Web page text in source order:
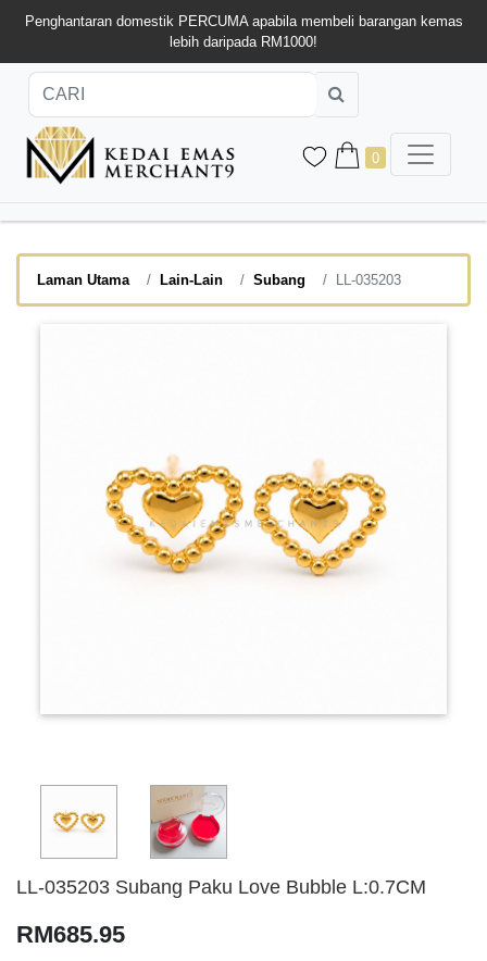
Penghantaran domestik PERCUMA apabila membeli barangan kemas
lebih daripada RM1000!
0
Laman Utama Lain-Lain Subang LL-035203
LL-035203 Subang Paku Love Bubble L:0.7CM
RM685.95